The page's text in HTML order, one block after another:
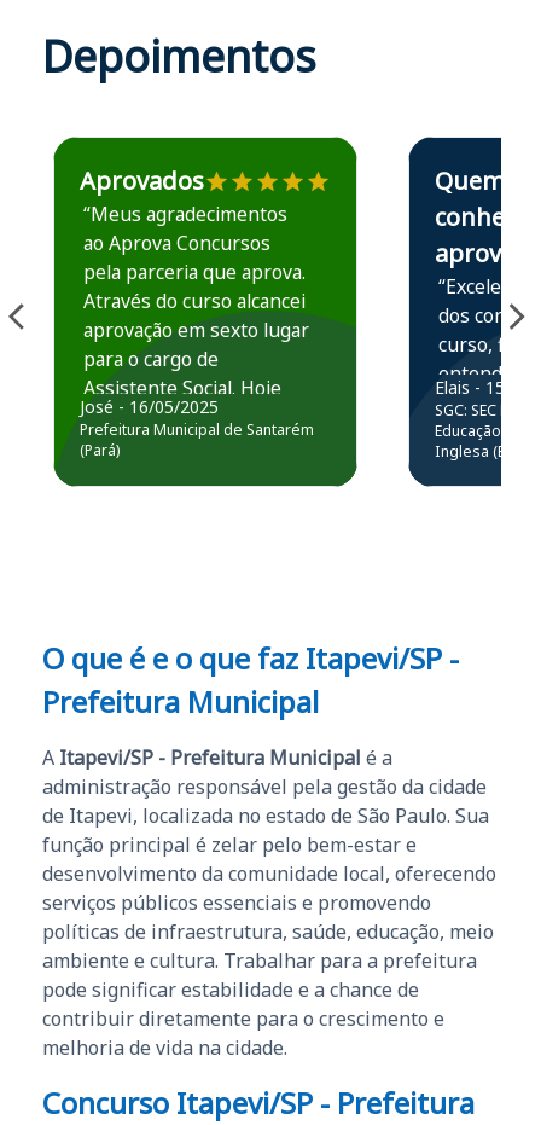
Depoimentos
Estudante José recomenda o Aprova Concursos em
Aprovados
“Meus agradecimentos
ao Aprova Concursos
pela parceria que aprova.
Através do curso alcancei
aprovação em sexto lugar
para o cargo de
Assistente Social. Hoje
estou atuando na
Prefeitura de Santarém.
José - 16/05/2025
Prefeitura Municipal de Santarém
(Pará)
Estudante Elais
Quem
conhece,
aprova
“Excelente
dos
curso,
entender e
prática
resolução
questões.”
Elais - 15/07/
SGC: SEC BA
Educação
Inglesa (Edital
O que é e o que faz Itapevi/SP -
Prefeitura Municipal
A Itapevi/SP - Prefeitura Municipal é a
administração responsável pela gestão da cidade
de Itapevi, localizada no estado de São Paulo. Sua
função principal é zelar pelo bem-estar e
desenvolvimento da comunidade local, oferecendo
serviços públicos essenciais e promovendo
políticas de infraestrutura, saúde, educação, meio
ambiente e cultura. Trabalhar para a prefeitura
pode significar estabilidade e a chance de
contribuir diretamente para o crescimento e
melhoria de vida na cidade.
Concurso Itapevi/SP - Prefeitura